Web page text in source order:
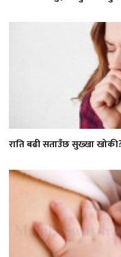
राति बढी सताउँछ सुख्खा